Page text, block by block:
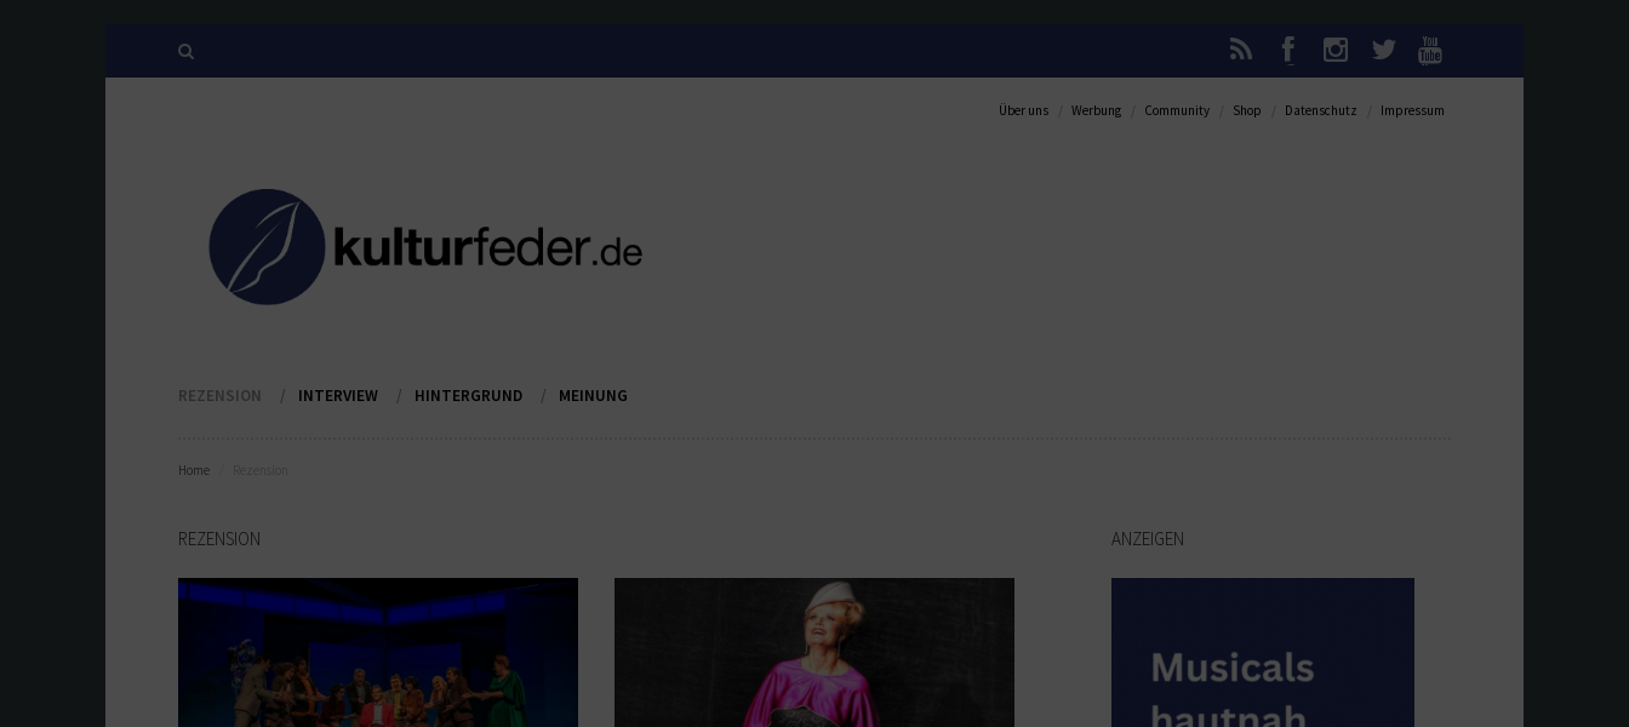
Über uns Werbung Community Shop Datenschutz Impressum
REZENSION INTERVIEW HINTERGRUND MEINUNG
Home
REZENSION ANZEIGEN